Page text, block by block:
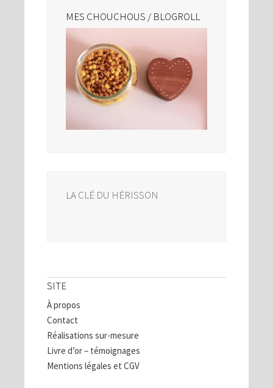
MES CHOUCHOUS / BLOGROLL
LA CLÉ DU HÉRISSON
SITE
À propos
Contact
Réalisations sur-mesure
Livre d’or – témoignages
Mentions légales et CGV